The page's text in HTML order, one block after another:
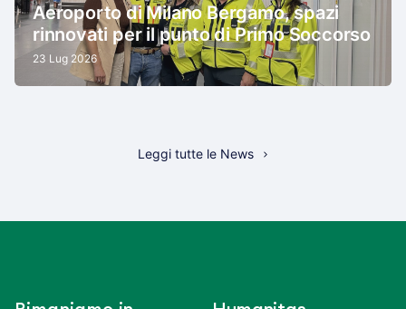
Aeroporto di Milano Bergamo, spazi
rinnovati per il punto di Primo Soccorso
23 Lug 2026
Leggi tutte le News